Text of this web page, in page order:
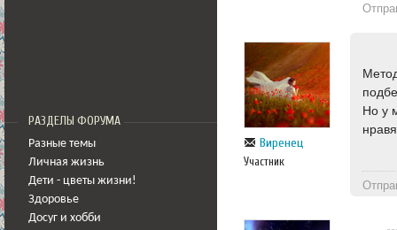
РАЗДЕЛЫ ФОРУМА
Разные темы
Личная жизнь
Дети - цветы жизни!
Здоровье
Досуг и хобби
Виренец
Участник
Но у